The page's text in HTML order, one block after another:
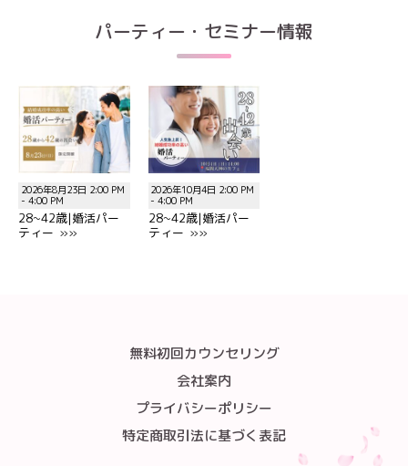
パーティー・セミナー情報
2026年8月23日 2:00 PM
- 4:00 PM
28~42歳|婚活パー
ティー »»
2026年10月4日 2:00 PM
- 4:00 PM
28~42歳|婚活パー
ティー »»
無料初回カウンセリング
会社案内
プライバシーポリシー
特定商取引法に基づく表記